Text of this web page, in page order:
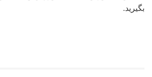
بگیرید.